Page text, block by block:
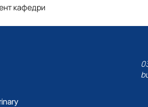
кафедри